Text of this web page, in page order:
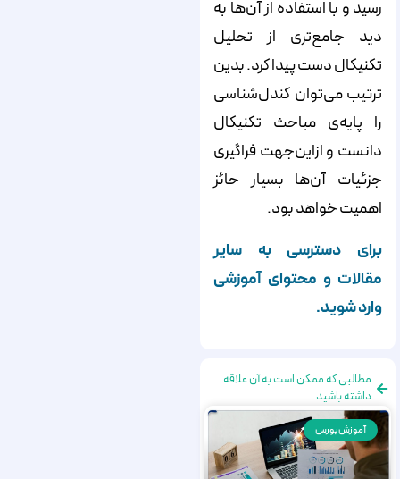
رسید و با استفاده از آن‌‌‌‌‌ها به
دید جامع‌‌‌‌‌تری از تحلیل
تکنیکال دست پیدا کرد. بدین
ترتیب می‌‌‌‌‌توان کندل‌‌‌‌‌شناسی
را پایه‌‌‌‌‌ی مباحث تکنیکال
دانست و ازاین‌جهت فراگیری
جزئیات آن‌‌‌‌‌ها بسیار حائز
اهمیت خواهد بود.
برای دسترسی به سایر
مقالات و محتوای آموزشی
وارد شوید.
مطالبی که ممکن است به آن علاقه
داشته باشید
آموزش بورس